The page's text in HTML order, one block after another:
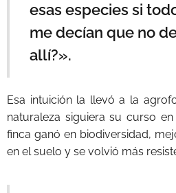
esas especies si
me decían que no
allí?».
Esa intuición la llevó a la
naturaleza siguiera su curso
finca ganó en biodiversidad,
en el suelo y se volvió más